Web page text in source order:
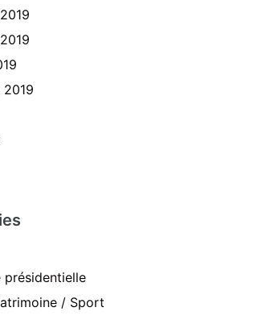
présidentielle
/ Sport